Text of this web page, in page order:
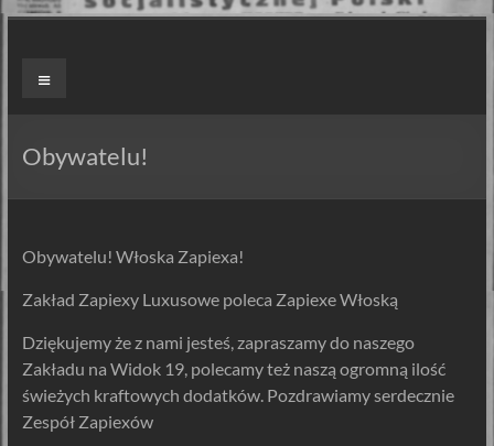
Skip
ZAPIEXY
–
SMAK
ORYGINALNE!
Zapiekanki
Zapiexy.
Menu
Obywatelu!
Obywatelu! Włoska Zapiexa!
Zakład Zapiexy Luxusowe poleca Zapiexe Włoską
Dziękujemy że z nami jesteś, zapraszamy do naszego
Zakładu na Widok 19, polecamy też naszą ogromną ilość
świeżych kraftowych dodatków. Pozdrawiamy serdecznie
Zespół Zapiexów